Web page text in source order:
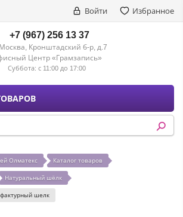
Войти Избранное
+7 (967) 256 13 37
Кронштадский б-р, д.7
Центр «Грамзапись»
Суббота: с 11:00 до 17:00
Олматекс Каталог товаров
Натуральный шёлк
шелк